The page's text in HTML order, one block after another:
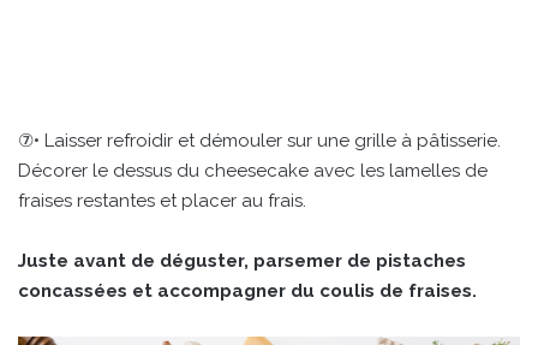
⑦• Laisser refroidir et démouler sur une grille à pâtisserie.
Décorer le dessus du cheesecake avec les lamelles de
fraises restantes et placer au frais.
Juste avant de déguster, parsemer de pistaches
concassées et accompagner du coulis de fraises.